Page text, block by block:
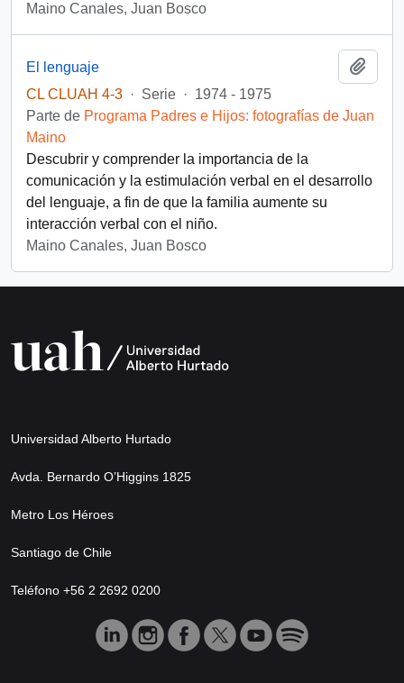
Maino Canales, Juan Bosco
El lenguaje
CL CLUAH 4-3 · Serie · 1974 - 1975
Parte de Programa Padres e Hijos: fotografías de Juan
Maino
Descubrir y comprender la importancia de la
comunicación y la estimulación verbal en el desarrollo
del lenguaje, a fin de que la familia aumente su
interacción verbal con el niño.
Maino Canales, Juan Bosco
Universidad Alberto Hurtado
Avda. Bernardo O’Higgins 1825
Metro Los Héroes
Santiago de Chile
Teléfono +56 2 2692 0200